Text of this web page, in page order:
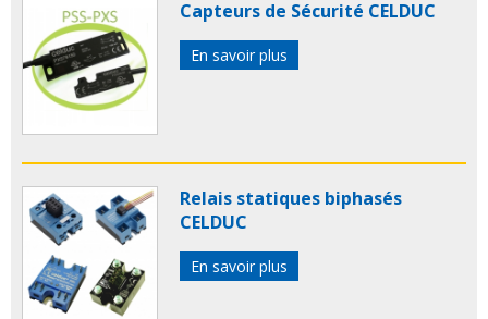
Capteurs de Sécurité CELDUC
En savoir plus
Relais statiques biphasés
CELDUC
En savoir plus